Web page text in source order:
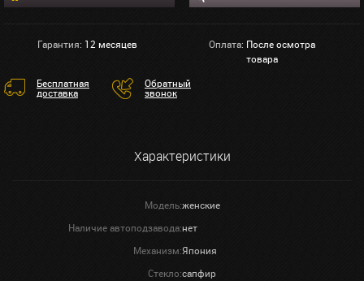
Гарантия: 12 месяцев Оплата: После осмотра
товара
Бесплатная
доставка
Обратный
звонок
Характеристики
Модель:женские
Наличие автоподзавода:нет
Механизм:Япония
Стекло:сапфир